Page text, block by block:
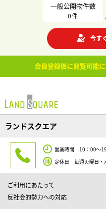
一般公開物件数
0件
今す
会員登録後に閲覧可能
ランドスクエア
営業時間 10：00～
定休日 毎週火曜日・
ご利用にあたって
反社会的勢力への対応